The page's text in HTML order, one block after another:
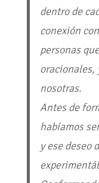
dentro de
conexión
personas
oracionales,
nosotras.
Antes de
habíamos
y ese deseo